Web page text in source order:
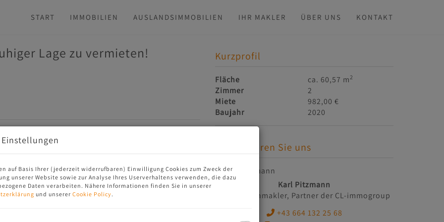
START IMMOBILIEN AUSLANDSIMMOBILIEN IHR MAKLER ÜBER UNS KONTAKT
Lage zu vermieten!
sich im 1. Stock eines Massiv-Neubauhauses.
lädt zu gemütlichen Stunden ein.
Ihren Morgenkaffee an der frischen Luft genießen.
ausgestattetes Badezimmer und ein
WC.
einen Kinderwagenraum sowie einen Putz- &
gehört zur Wohnung dazu.
Kurzprofil
Fläche ca. 60,57 m2
Zimmer
2
Miete
982,00 €
Baujahr
2020
Kontaktieren Sie uns
Karl Pitzmann
Immobilienmakler, Partner der CL-immogroup
+43 664 132 25 68
auf Basis Ihrer (jederzeit widerrufbaren) Einwilligung Cookies zum Zweck der
unserer Website sowie zur Analyse Ihres Userverhaltens verwenden, die dazu
Daten verarbeiten. Nähere Informationen finden Sie in unserer
und unserer Cookie Policy.